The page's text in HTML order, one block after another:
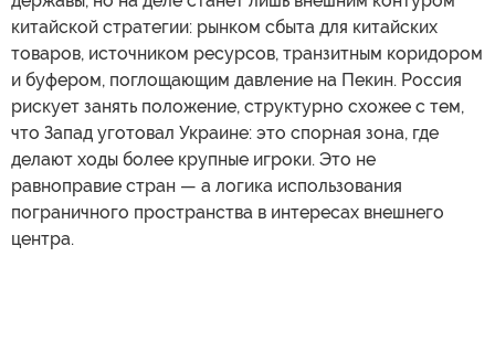
китайской стратегии: рынком сбыта для китайских
товаров, источником ресурсов, транзитным коридором
и буфером, поглощающим давление на Пекин. Россия
рискует занять положение, структурно схожее с тем,
что Запад уготовал Украине: это спорная зона, где
делают ходы более крупные игроки. Это не
равноправие стран — а логика использования
пограничного пространства в интересах внешнего
центра.